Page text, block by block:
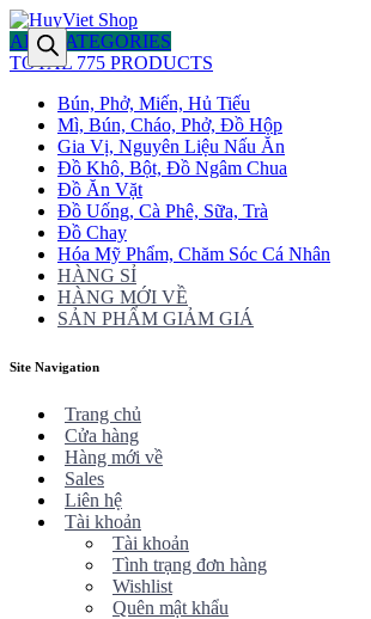
ALL CATEGORIES
TOTAL 775 PRODUCTS
Bún, Phở, Miến, Hủ Tiếu
Mì, Bún, Cháo, Phở, Đồ Hộp
Gia Vị, Nguyên Liệu Nấu Ăn
Đồ Khô, Bột, Đồ Ngâm Chua
Đồ Ăn Vặt
Đồ Uống, Cà Phê, Sữa, Trà
Đồ Chay
Hóa Mỹ Phẩm, Chăm Sóc Cá Nhân
HÀNG SỈ
HÀNG MỚI VỀ
SẢN PHẨM GIẢM GIÁ
Site Navigation
Trang chủ
Cửa hàng
Hàng mới về
Sales
Liên hệ
Tài khoản
Tài khoản
Tình trạng đơn hàng
Wishlist
Quên mật khẩu